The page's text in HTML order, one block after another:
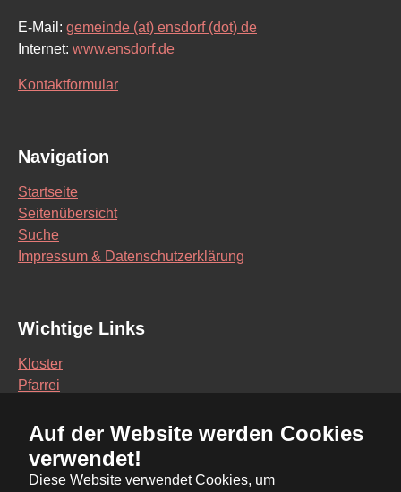
Auf der Website werden Cookies
verwendet!
Diese Website verwendet Cookies, um
E-Mail: gemeinde (at) ensdorf (dot) de
Internet: www.ensdorf.de
Kontaktformular
Navigation
Startseite
Seitenübersicht
Suche
Impressum & Datenschutzerklärung
Wichtige Links
Kloster
Pfarrei
Vereine
Interaktive Karte